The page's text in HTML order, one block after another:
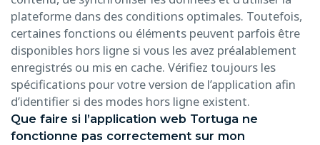
plateforme dans des conditions optimales. Toutefois,
certaines fonctions ou éléments peuvent parfois être
disponibles hors ligne si vous les avez préalablement
enregistrés ou mis en cache. Vérifiez toujours les
spécifications pour votre version de l’application afin
d’identifier si des modes hors ligne existent.
Que faire si l’application web Tortuga ne
fonctionne pas correctement sur mon